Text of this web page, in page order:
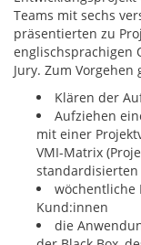
Teams mit sechs
präsentierten zu
englischsprachigen
Jury. Zum
Klären der
Aufziehen
mit einer
VMI-Matrix
standardisierten
wöchentliche
Kund:innen
die